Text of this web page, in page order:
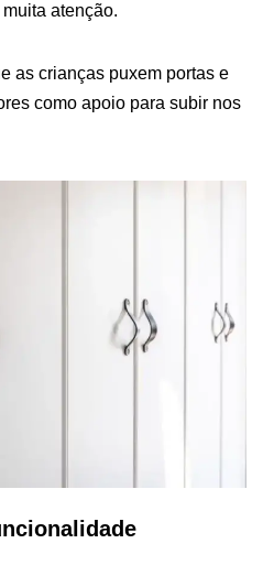
atenção.
as crianças puxem portas e
como apoio para subir nos